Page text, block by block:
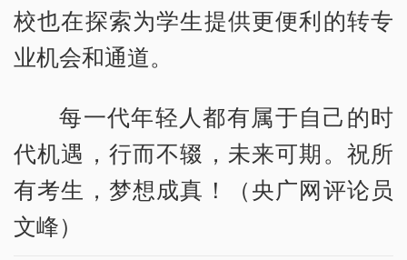
校也在探索为学生提供更便利的转专
业机会和通道。
每一代年轻人都有属于自己的时
代机遇，行而不辍，未来可期。祝所
有考生，梦想成真！（央广网评论员
文峰）